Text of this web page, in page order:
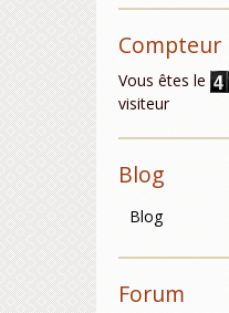
Compteur
Vous êtes le
visiteur
Blog
Blog
Forum